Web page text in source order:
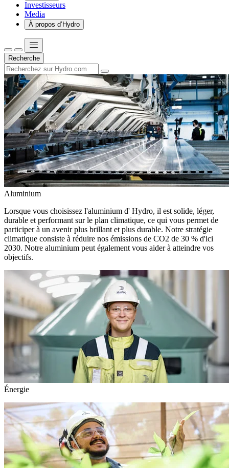
Investisseurs
Media
À propos d’Hydro
Recherche
Aluminium
Lorsque vous choisissez l'aluminium d' Hydro, il est solide, léger,
durable et performant sur le plan climatique, ce qui vous permet de
participer à un avenir plus brillant et plus durable. Notre stratégie
climatique consiste à réduire nos émissions de CO2 de 30 % d'ici
2030. Notre aluminium peut également vous aider à atteindre vos
objectifs.
Énergie